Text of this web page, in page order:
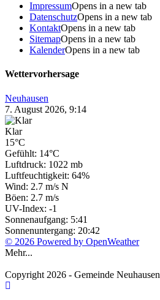
ImpressumOpens in a new tab
DatenschutzOpens in a new tab
KontaktOpens in a new tab
SitemapOpens in a new tab
KalenderOpens in a new tab
Wettervorhersage
Neuhausen
7. August 2026, 9:14
Klar
15°C
Gefühlt: 14°C
Luftdruck: 1022 mb
Luftfeuchtigkeit: 64%
Wind: 2.7 m/s N
Böen: 2.7 m/s
UV-Index: -1
Sonnenaufgang: 5:41
Sonnenuntergang: 20:42
© 2026 Powered by OpenWeather
Mehr...
Copyright 2026 - Gemeinde Neuhausen